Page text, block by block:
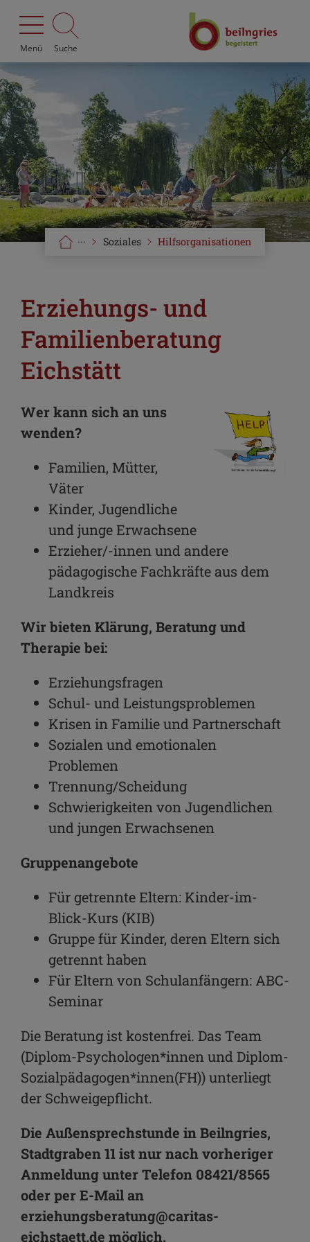
Menü Suche
Hilfsorganisationen
Soziales
···
Erziehungs- und
Familienberatung
Eichstätt
Wer kann sich an uns
wenden?
Familien, Mütter,
Väter
Kinder, Jugendliche
und junge Erwachsene
Erzieher/-innen und andere
pädagogische Fachkräfte aus dem
Landkreis
Wir bieten Klärung, Beratung und
Therapie bei:
Erziehungsfragen
Schul- und Leistungsproblemen
Krisen in Familie und Partnerschaft
Sozialen und emotionalen
Problemen
Trennung/Scheidung
Schwierigkeiten von Jugendlichen
und jungen Erwachsenen
Gruppenangebote
Für getrennte Eltern: Kinder-im-
Blick-Kurs (KIB)
Gruppe für Kinder, deren Eltern sich
getrennt haben
Für Eltern von Schulanfängern: ABC-
Seminar
Die Beratung ist kostenfrei. Das Team
(Diplom-Psychologen*innen und Diplom-
Sozialpädagogen*innen(FH)) unterliegt
der Schweigepflicht.
Die Außensprechstunde in Beilngries,
Stadtgraben 11 ist nur nach vorheriger
Anmeldung unter Telefon 08421/8565
oder per E-Mail an
erziehungsberatung@caritas-
eichstaett.de möglich.